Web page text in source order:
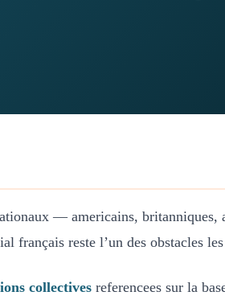
— americains, britanniques,
reste l’un des obstacles
collectives referencees sur la